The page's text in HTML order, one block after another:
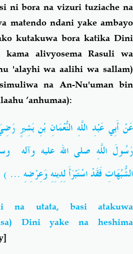
ni bora na vizuri tuziache na
matendo ndani yake ambayo
kutakuwa bora katika Dini
alivyosema Rasuli wa
'alayhi wa aalihi wa sallam)
na An-Nu'uman bin
‘anhumaa):
عَنْ أَبِي عَبْدِ اللَّهِ النُّعْمَانِ بْنِ بَشِيرٍ
رَسُولَ اللَّهِ صلى الله عليه وآله
الشُّبُهَاتِ فَقَدْ اسْتَبْرَأَ لِدِينِهِ وَعِرْضِهِ ... )
na utata, basi atakuwa
Dini yake na heshima